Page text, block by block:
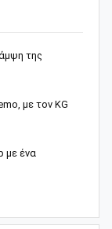
της
με τον KG
με ένα